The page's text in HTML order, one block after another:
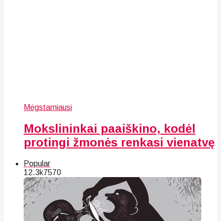
Mėgstamiausi
Mokslininkai paaiškino, kodėl
protingi žmonės renkasi vienatvę
Popular
12.3k7570